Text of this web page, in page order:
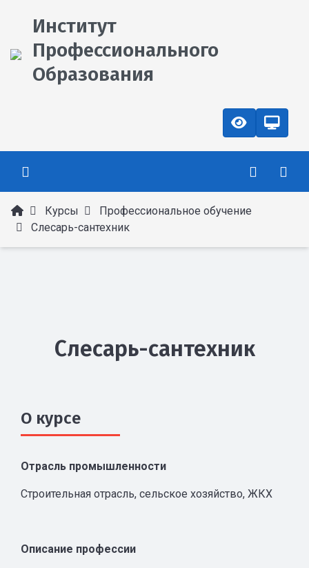
Институт
Профессионального
Образования
Курсы
Профессиональное обучение
Слесарь-сантехник
Слесарь-сантехник
О курсе
Отрасль промышленности
Строительная отрасль, сельское хозяйство, ЖКХ
Описание профессии